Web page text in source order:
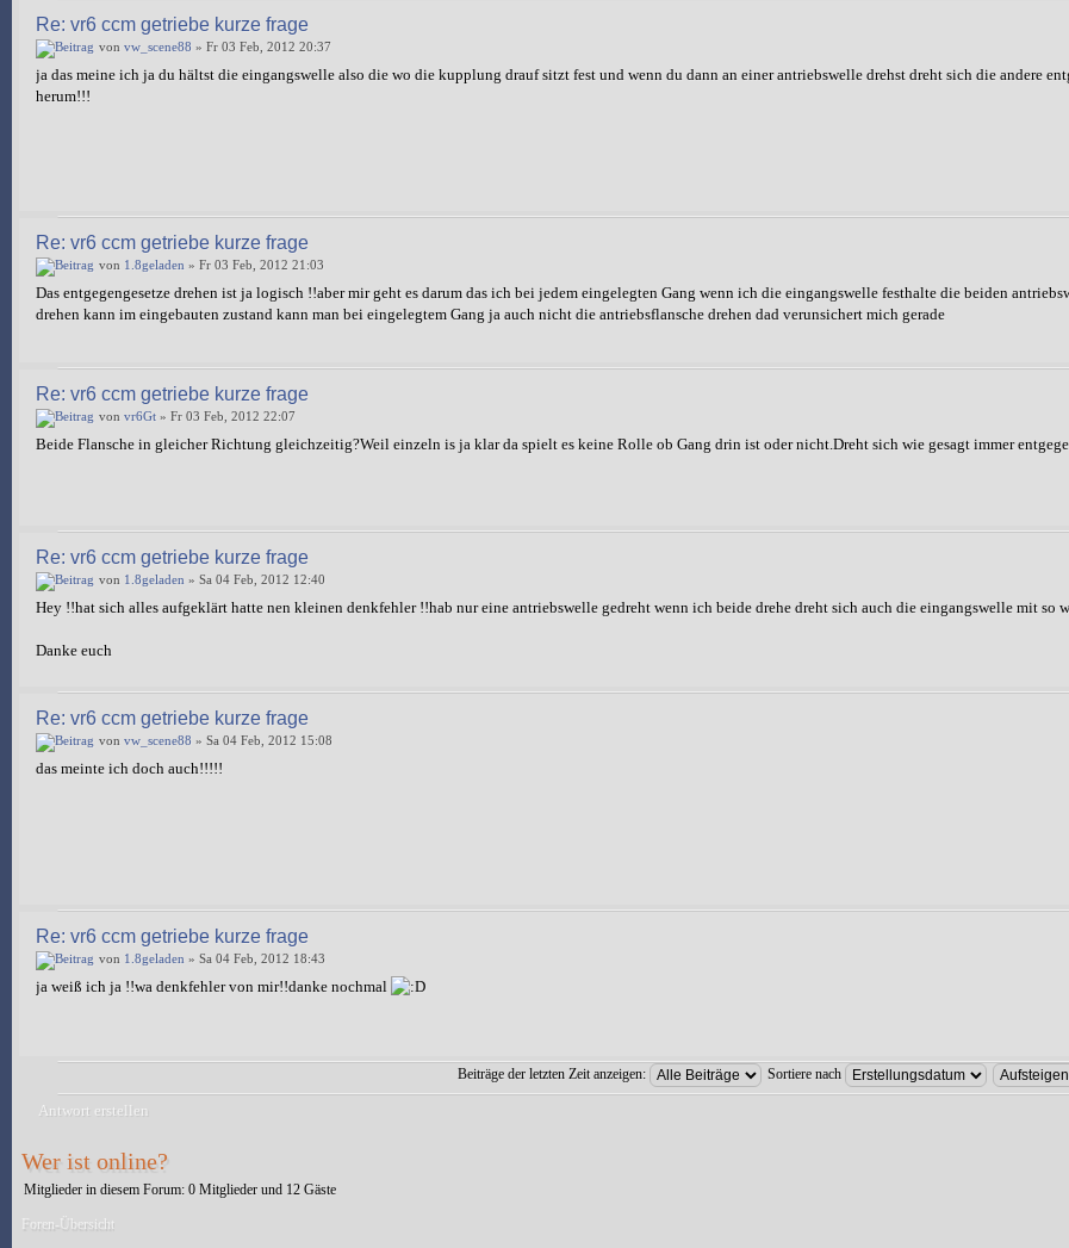
Re: vr6 ccm getriebe kurze frage
von vw_scene88 » Fr 03 Feb, 2012 20:37
ja das meine ich ja du hältst die eingangswelle also die wo die kupplung drauf sitzt fest und wenn du dann an einer antriebswelle drehst dreht sich die andere
herum!!!
Re: vr6 ccm getriebe kurze frage
von 1.8geladen » Fr 03 Feb, 2012 21:03
Das entgegengesetze drehen ist ja logisch !!aber mir geht es darum das ich bei jedem eingelegten Gang wenn ich die eingangswelle festhalte die beiden
drehen kann im eingebauten zustand kann man bei eingelegtem Gang ja auch nicht die antriebsflansche drehen dad verunsichert mich gerade
Re: vr6 ccm getriebe kurze frage
von vr6Gt » Fr 03 Feb, 2012 22:07
Beide Flansche in gleicher Richtung gleichzeitig?Weil einzeln is ja klar da spielt es keine Rolle ob Gang drin ist oder nicht.Dreht sich wie gesagt immer
Re: vr6 ccm getriebe kurze frage
von 1.8geladen » Sa 04 Feb, 2012 12:40
Hey !!hat sich alles aufgeklärt hatte nen kleinen denkfehler !!hab nur eine antriebswelle gedreht wenn ich beide drehe dreht sich auch die eingangswelle mit so
Danke euch
Re: vr6 ccm getriebe kurze frage
von vw_scene88 » Sa 04 Feb, 2012 15:08
das meinte ich doch auch!!!!!
Re: vr6 ccm getriebe kurze frage
von 1.8geladen » Sa 04 Feb, 2012 18:43
ja weiß ich ja !!wa denkfehler von mir!!danke nochmal
Beiträge der letzten Zeit anzeigen:
Sortiere nach
Antwort erstellen
Wer ist online?
Mitglieder in diesem Forum: 0 Mitglieder und 12 Gäste
Foren-Übersicht